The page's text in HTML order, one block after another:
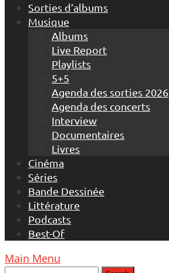
Sorties d’albums
Musique
Albums
Live Report
Playlists
5+5
Agenda des sorties 2026
Agenda des concerts
Interview
Documentaires
Livres
Cinéma
Séries
Bande Dessinée
Littérature
Podcasts
Best-Of
Main Menu